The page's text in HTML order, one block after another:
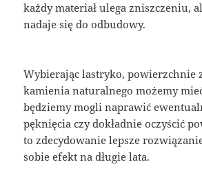
każdy materiał ulega zniszczeniu,
nadaje się do odbudowy.
Wybierając lastryko, powierzchnie
kamienia naturalnego możemy
będziemy mogli naprawić
pęknięcia czy dokładnie oczyścić
to zdecydowanie lepsze
sobie efekt na długie lata.